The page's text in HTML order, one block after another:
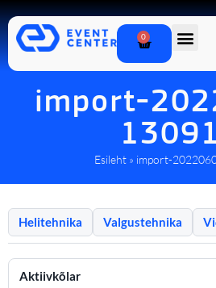
0
import-
Esileht » import-
Helitehnika Valgustehnika
Aktiivkõlar